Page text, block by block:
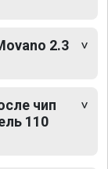
2.3
чип
110